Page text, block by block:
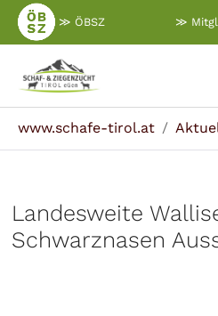
Zum
Hauptinhalt
≫ ÖBSZ ≫
www.schafe-tirol.at
Landesweite
Schwarznasen